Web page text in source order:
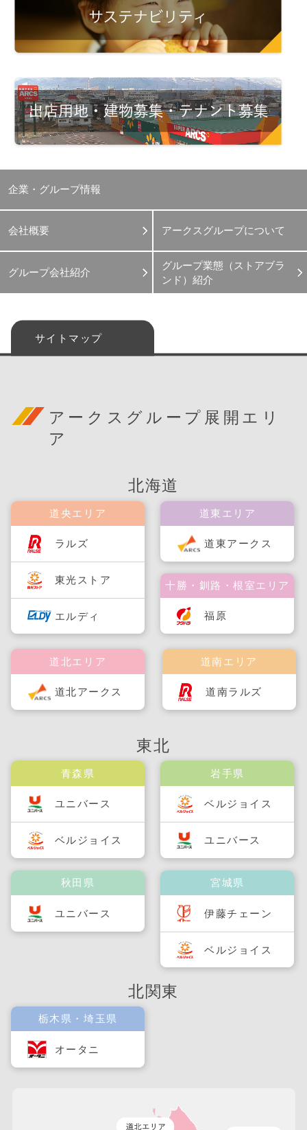
企業・グループ情報
会社概要 アークスグループについて
グループ会社紹介
グループ業態（ストアブラ
ンド）紹介
サイトマップ
アークスグループ展開エリ
ア
北海道
道央エリア
ラルズ
東光ストア
エルディ
道南エリア
道南ラルズ
道北エリア
道北アークス
道東エリア
道東アークス
十勝・釧路・根室エリア
福原
東北
青森県
ユニバース
ベルジョイス
秋田県
ユニバース
岩手県
ベルジョイス
ユニバース
宮城県
伊藤チェーン
ベルジョイス
北関東
栃木県・埼玉県
オータニ